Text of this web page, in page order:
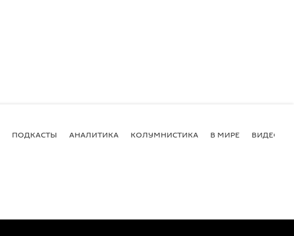
ПОДКАСТЫ АНАЛИТИКА КОЛУМНИСТИКА В МИРЕ ВИДЕО